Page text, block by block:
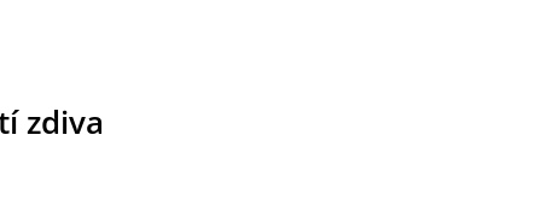
zdiva